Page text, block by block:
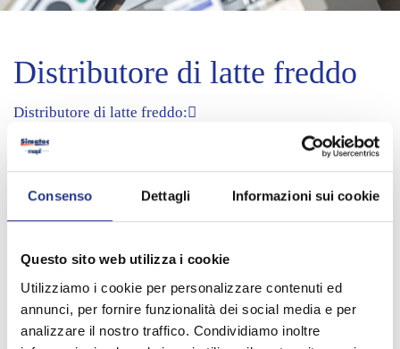
Consenso Dettagli Informazioni sui cookie
Questo sito web utilizza i cookie
Utilizziamo i cookie per personalizzare contenuti ed
annunci, per fornire funzionalità dei social media e per
analizzare il nostro traffico. Condividiamo inoltre
Distributore di latte freddo
Distributore di latte freddo:
- Capacità: 4 litri
- Dimensione: mm 190 x 320 x 420 h
- Peso: 6 kg
- Compreso: medaglione e catena
Ulteriori informazioni:info@mapi-bz.it